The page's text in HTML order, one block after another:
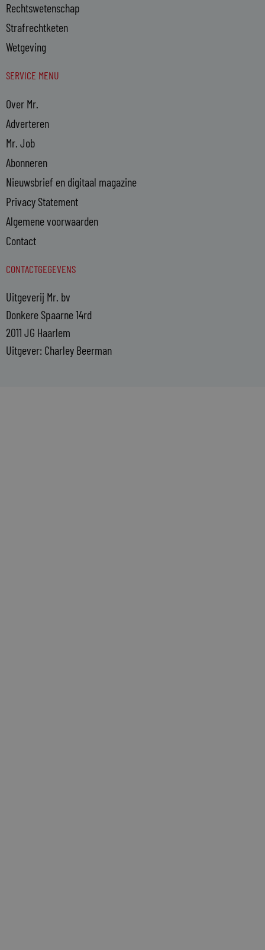
Rechtswetenschap
Strafrechtketen
Wetgeving
SERVICE MENU
Over Mr.
Adverteren
Mr. Job
Abonneren
Nieuwsbrief en digitaal magazine
Privacy Statement
Algemene voorwaarden
Contact
CONTACTGEGEVENS
Uitgeverij Mr. bv
Donkere Spaarne 14rd
2011 JG Haarlem
Uitgever: Charley Beerman